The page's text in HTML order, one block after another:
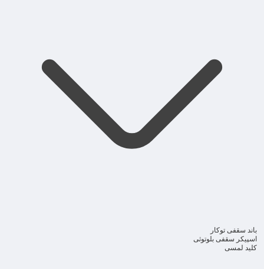
باند سقفی توکار
اسپیکر سقفی بلوتوثی
کلید لمسی